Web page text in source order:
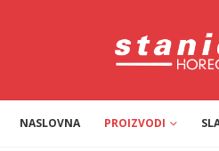
NASLOVNA PROIZVODI